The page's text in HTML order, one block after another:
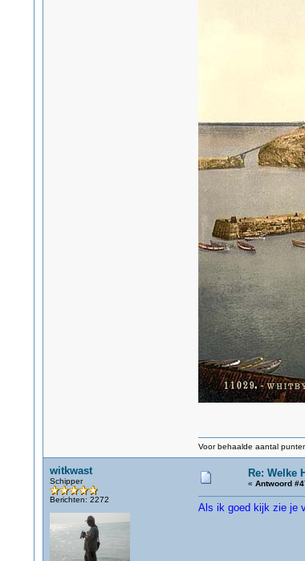
Voor behaalde aantal
witkwast
Schipper
Berichten: 2272
Re: Welke
« Antwoord
Als ik goed kijk zie je